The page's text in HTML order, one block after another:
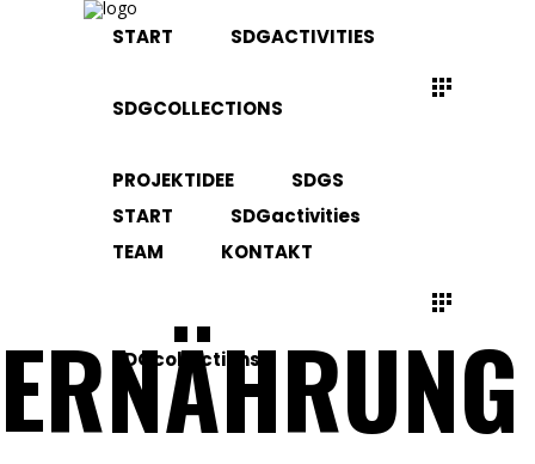
START SDGactivities
SDGcollections
START SDGACTIVITIES
SDGCOLLECTIONS
PROJEKTIDEE SDGS
TEAM KONTAKT